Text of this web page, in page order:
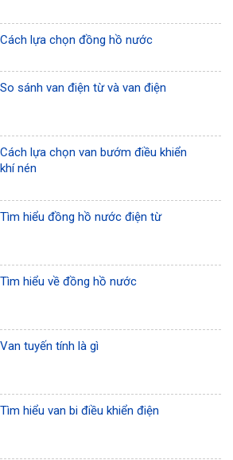
Cách lựa chọn đồng hồ nước
So sánh van điện từ và van điện
Cách lựa chọn van bướm điều khiển
khí nén
Tìm hiểu đồng hồ nước điện từ
Tìm hiểu về đồng hồ nước
Van tuyến tính là gì
Tìm hiểu van bi điều khiển điện